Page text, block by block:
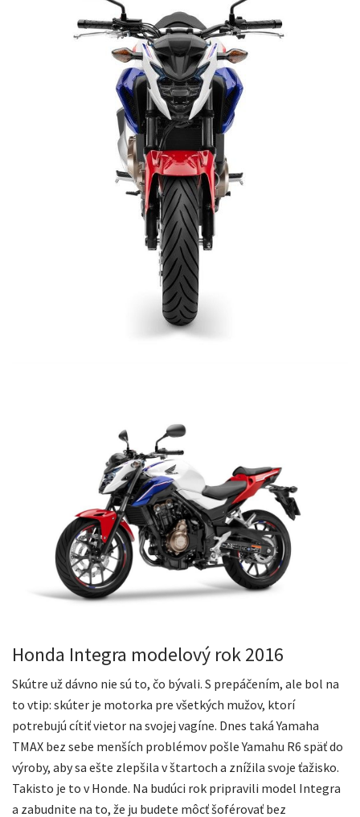
Honda Integra modelový rok 2016
Skútre už dávno nie sú to, čo bývali. S prepáčením, ale bol na
to vtip: skúter je motorka pre všetkých mužov, ktorí
potrebujú cítiť vietor na svojej vagíne. Dnes taká Yamaha
TMAX bez sebe menších problémov pošle Yamahu R6 späť do
výroby, aby sa ešte zlepšila v štartoch a znížila svoje ťažisko.
Takisto je to v Honde. Na budúci rok pripravili model Integra
a zabudnite na to, že ju budete môcť šoférovať bez